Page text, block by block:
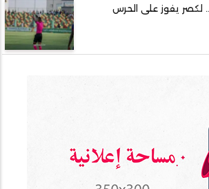
لكصر يفوز على الحرس